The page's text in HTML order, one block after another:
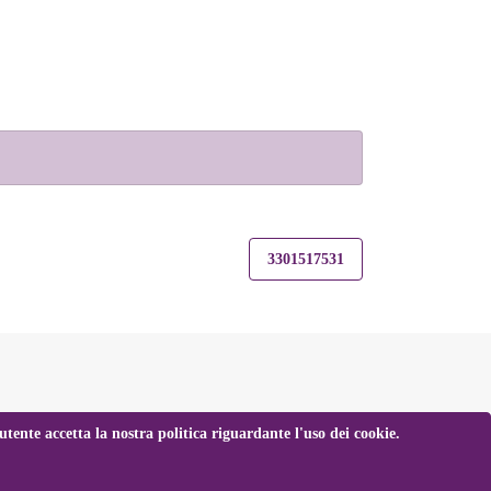
3301517531
accetta la nostra politica riguardante l'uso dei cookie.